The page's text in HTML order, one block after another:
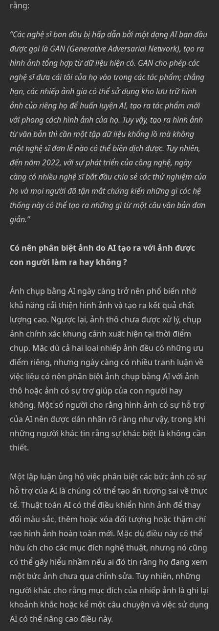
rằng:
“Các nghệ sĩ ban đầu bị hấp dẫn bởi một dạng AI ban đầu
được gọi là GAN (Generative Adversarial Network), tạo ra
hình ảnh tổng hợp từ dữ liệu hiện có. GAN cho phép các
nghệ sĩ đưa cái tôi của họ vào trong các tác phẩm; chẳng
hạn, các nhiếp ảnh gia có thể sử dụng kho lưu trữ hình
ảnh của riêng họ để huấn luyện AI, tạo ra tác phẩm mới
với phong cách hình ảnh của họ. Tuy vậy, tạo ra hình ảnh
từ văn bản thì cần một tập dữ liệu khổng lồ mà không
một nghệ sĩ đơn lẻ nào có thể biên dịch được. Tuy nhiên,
đến năm 2022, với sự phát triển của công nghệ, ngày
càng có nhiều nghệ sĩ bắt đầu chia sẻ các thử nghiệm của
họ và mọi người đã tận mắt chứng kiến những gì các hệ
thống này có thể tạo ra những gì từ một câu văn bản đơn
giản.”
Có nên phân biệt ảnh do AI tạo ra với ảnh được
con người làm ra hay không ?
Ảnh chụp bằng AI ngày càng trở nên phổ biến nhờ
khả năng cải thiện hình ảnh và tạo ra kết quả chất
lượng cao. Ngược lại, ảnh thô chưa được xử lý, chụp
ảnh chính xác khung cảnh xuất hiện tại thời điểm
chụp. Mặc dù cả hai loại nhiếp ảnh đều có những ưu
điểm riêng, nhưng ngày càng có nhiều tranh luận về
việc liệu có nên phân biệt ảnh chụp bằng AI với ảnh
thô hoặc ảnh có sự trợ giúp của con người hay
không. Một số người cho rằng hình ảnh có sự hỗ trợ
của AI nên được dán nhãn rõ ràng như vậy, trong khi
những người khác tin rằng sự khác biệt là không cần
thiết.
Một lập luận ủng hộ việc phân biệt các bức ảnh có sự
hỗ trợ của AI là chúng có thể tạo ấn tượng sai về thực
tế. Thuật toán AI có thể điều khiển hình ảnh để thay
đổi màu sắc, thêm hoặc xóa đối tượng hoặc thậm chí
tạo hình ảnh hoàn toàn mới. Mặc dù điều này có thể
hữu ích cho các mục đích nghệ thuật, nhưng nó cũng
có thể gây hiểu nhầm nếu ai đó tin rằng họ đang xem
một bức ảnh chưa qua chỉnh sửa. Tuy nhiên, những
người khác cho rằng mục đích của nhiếp ảnh là ghi lại
khoảnh khắc hoặc kể một câu chuyện và việc sử dụng
AI có thể nâng cao điều này.